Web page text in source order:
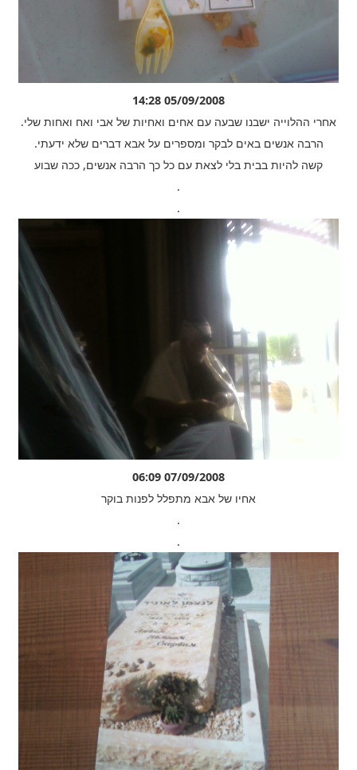
05/09/2008 14:28
אחרי ההלוייה ישבנו שבעה עם אחים ואחיות של אבי ואח ואחות שלי.
הרבה אנשים באים לבקר ומספרים על אבא דברים שלא ידעתי.
קשה להיות בבית בלי לצאת עם כל כך הרבה אנשים, ככה שבוע
.
.
07/09/2008 06:09
אחיו של אבא מתפלל לפנות בוקר
.
.